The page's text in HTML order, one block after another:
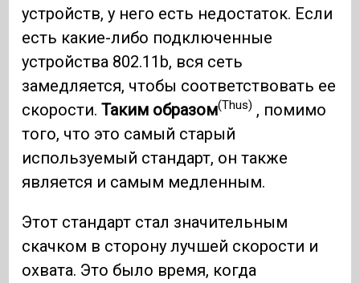
устройств, у него есть недостаток. Если
есть какие-либо подключенные
устройства 802.11b, вся сеть
замедляется, чтобы соответствовать ее
скорости.Таким образом(Thus) , помимо
того, что это самый старый
используемый стандарт, он также
является и самым медленным.
Этот стандарт стал значительным
скачком в сторону лучшей скорости и
охвата. Это было время, когда